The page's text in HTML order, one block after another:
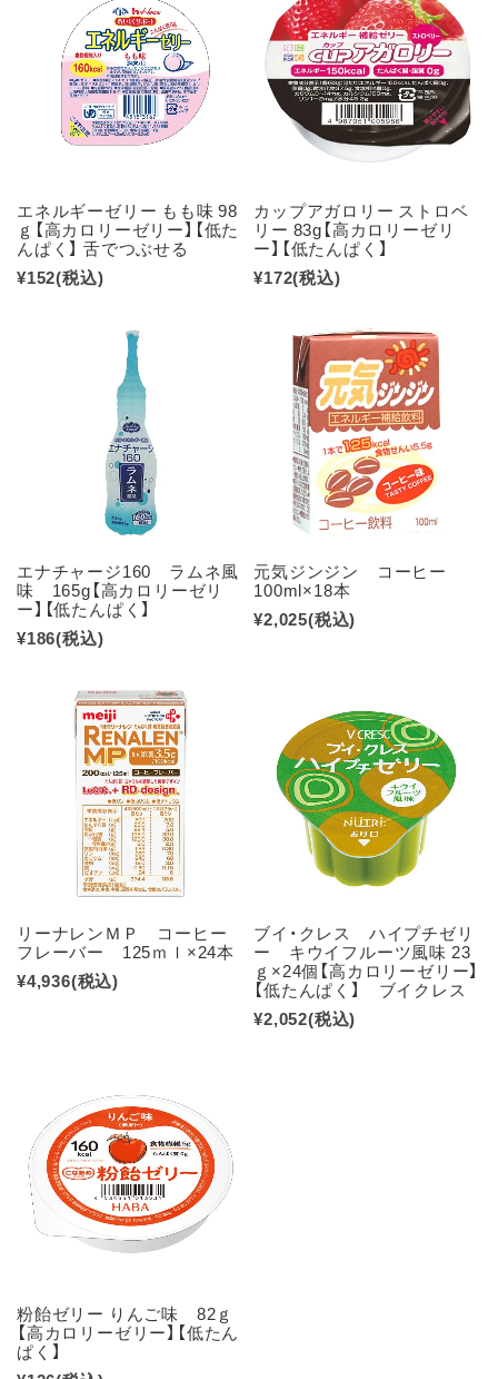
エネルギーゼリー もも味 98
ｇ【高カロリーゼリー】【低た
んぱく】 舌でつぶせる
¥152(税込)
カップアガロリー ストロベ
リー 83g【高カロリーゼリ
ー】【低たんぱく】
¥172(税込)
エナチャージ160 ラムネ風
味 165g【高カロリーゼリ
ー】【低たんぱく】
¥186(税込)
元気ジンジン コーヒー
100ml×18本
¥2,025(税込)
リーナレンＭＰ コーヒー
フレーバー 125ｍｌ×24本
¥4,936(税込)
ブイ・クレス ハイプチゼリ
ー キウイフルーツ風味 23
ｇ×24個【高カロリーゼリー】
【低たんぱく】 ブイクレス
¥2,052(税込)
粉飴ゼリー りんご味 82ｇ
【高カロリーゼリー】【低たん
ぱく】